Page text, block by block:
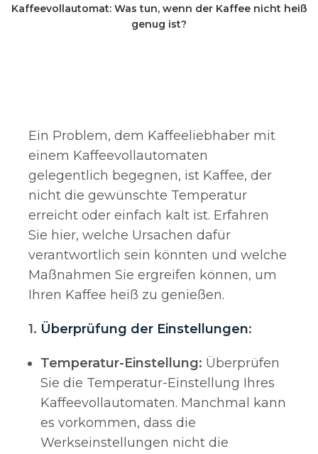
Kaffeevollautomat: Was tun, wenn der Kaffee nicht heiß
genug ist?
Ein Problem, dem Kaffeeliebhaber mit
einem Kaffeevollautomaten
gelegentlich begegnen, ist Kaffee, der
nicht die gewünschte Temperatur
erreicht oder einfach kalt ist. Erfahren
Sie hier, welche Ursachen dafür
verantwortlich sein könnten und welche
Maßnahmen Sie ergreifen können, um
Ihren Kaffee heiß zu genießen.
1. Überprüfung der Einstellungen:
Temperatur-Einstellung: Überprüfen
Sie die Temperatur-Einstellung Ihres
Kaffeevollautomaten. Manchmal kann
es vorkommen, dass die
Werkseinstellungen nicht die